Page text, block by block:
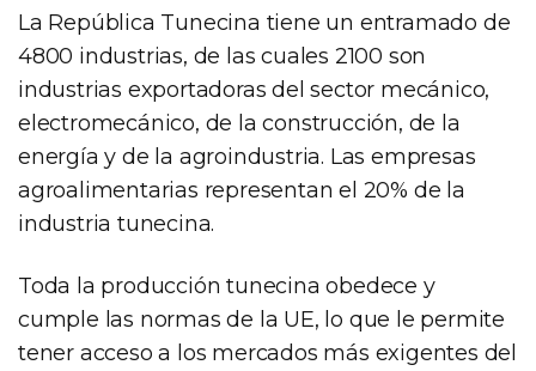
La República Tunecina tiene un entramado de
4800 industrias, de las cuales 2100 son
industrias exportadoras del sector mecánico,
electromecánico, de la construcción, de la
energía y de la agroindustria. Las empresas
agroalimentarias representan el 20% de la
industria tunecina.
Toda la producción tunecina obedece y
cumple las normas de la UE, lo que le permite
tener acceso a los mercados más exigentes del